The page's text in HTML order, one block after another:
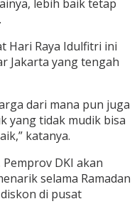
lebih baik tetap
Hari Raya Idulfitri ini
Jakarta yang tengah
dari mana pun juga
yang tidak mudik bisa
katanya.
DKI akan
selama Ramadan
di pusat